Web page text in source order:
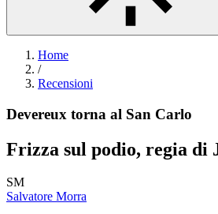
Home
/
Recensioni
Devereux torna al San Carlo
Frizza sul podio, regia di
SM
Salvatore Morra